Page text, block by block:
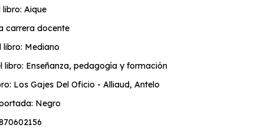
libro: Aique
carrera docente
libro: Mediano
libro: Enseñanza, pedagogía y formación
Los Gajes Del Oficio - Alliaud, Antelo
Negro